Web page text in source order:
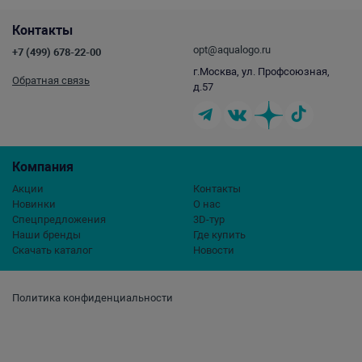
Политика конфиденциальности
Компания
Акции
Новинки
Спецпредложения
Наши бренды
Скачать каталог
Контакты
О нас
3D-тур
Где купить
Новости
Контакты
+7 (499) 678-22-00
Обратная связь
opt@aqualogo.ru
г.Москва, ул. Профсоюзная,
д.57